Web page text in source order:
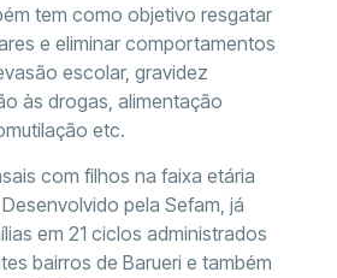
tem como objetivo resgatar
e eliminar comportamentos
escolar, gravidez
às drogas, alimentação
etc.
com filhos na faixa etária
pela Sefam, já
em 21 ciclos administrados
bairros de Barueri e também